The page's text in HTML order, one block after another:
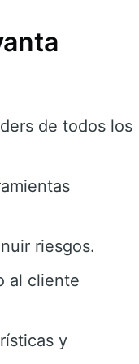
de todos los
riesgos.
al cliente
y